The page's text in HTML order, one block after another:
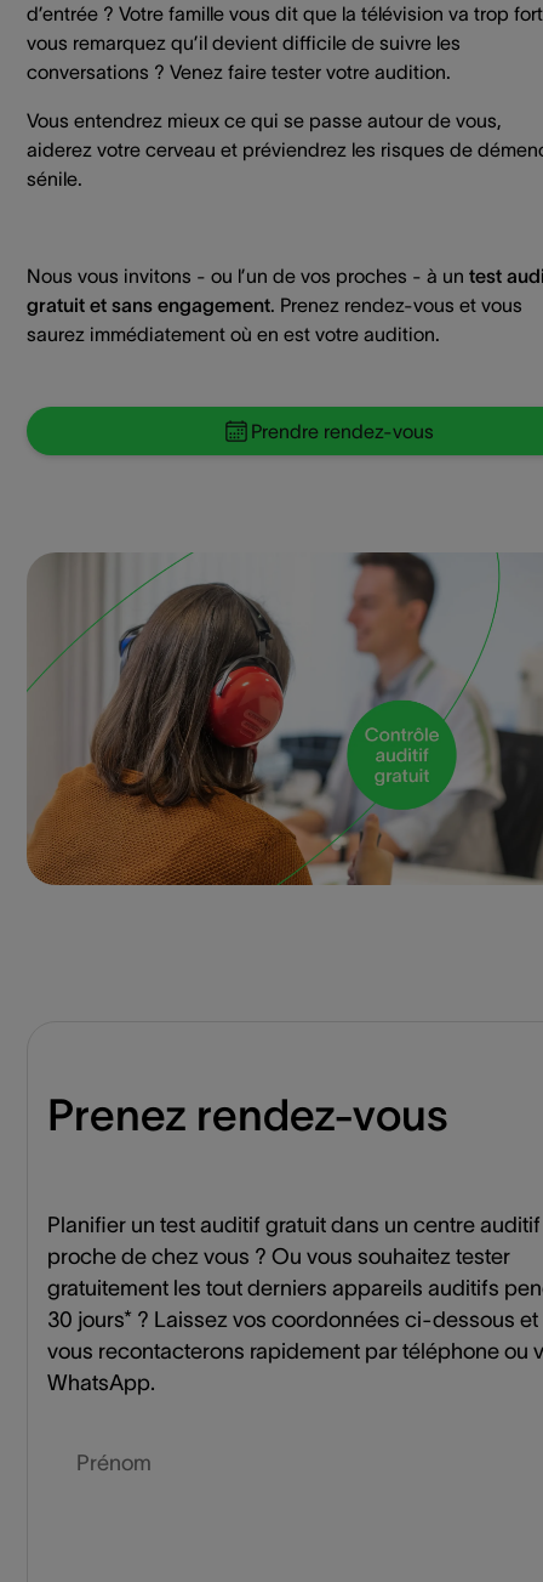
d’entrée ? Votre famille vous dit que la télévision va trop
vous remarquez qu’il devient difficile de suivre les
conversations ? Venez faire tester votre audition.
Vous entendrez mieux ce qui se passe autour de vous,
aiderez votre cerveau et préviendrez les risques de
sénile.
Nous vous invitons - ou l’un de vos proches - à un test
gratuit et sans engagement. Prenez rendez-vous et vous
saurez immédiatement où en est votre audition.
Prendre rendez-vous
Prenez rendez-vous
Planifier un test auditif gratuit dans un centre auditif
proche de chez vous ? Ou vous souhaitez tester
gratuitement les tout derniers appareils auditifs
30 jours* ? Laissez vos coordonnées ci-dessous et
vous recontacterons rapidement par téléphone ou
WhatsApp.
Prénom